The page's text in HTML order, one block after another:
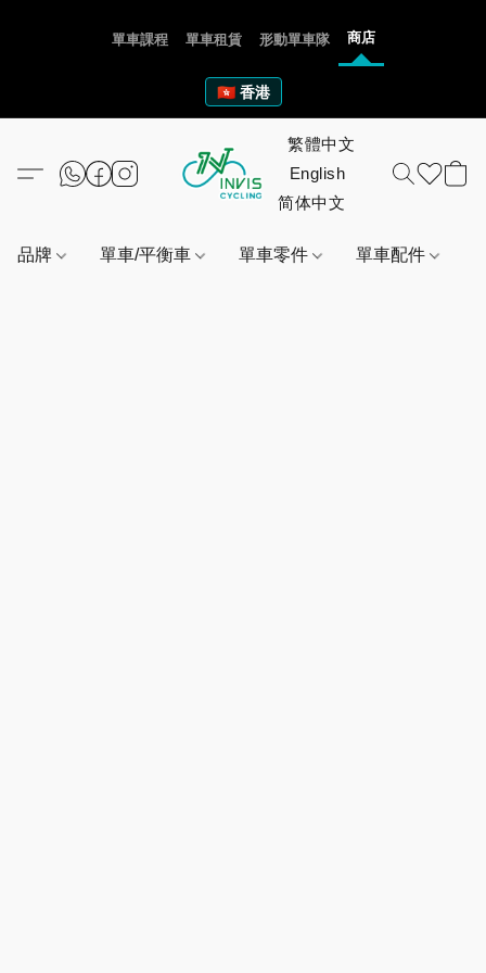
單車課程 單車租賃 形動單車隊 商店
🇭🇰 香港
品牌 單車/平衡車 單車零件 單車配件